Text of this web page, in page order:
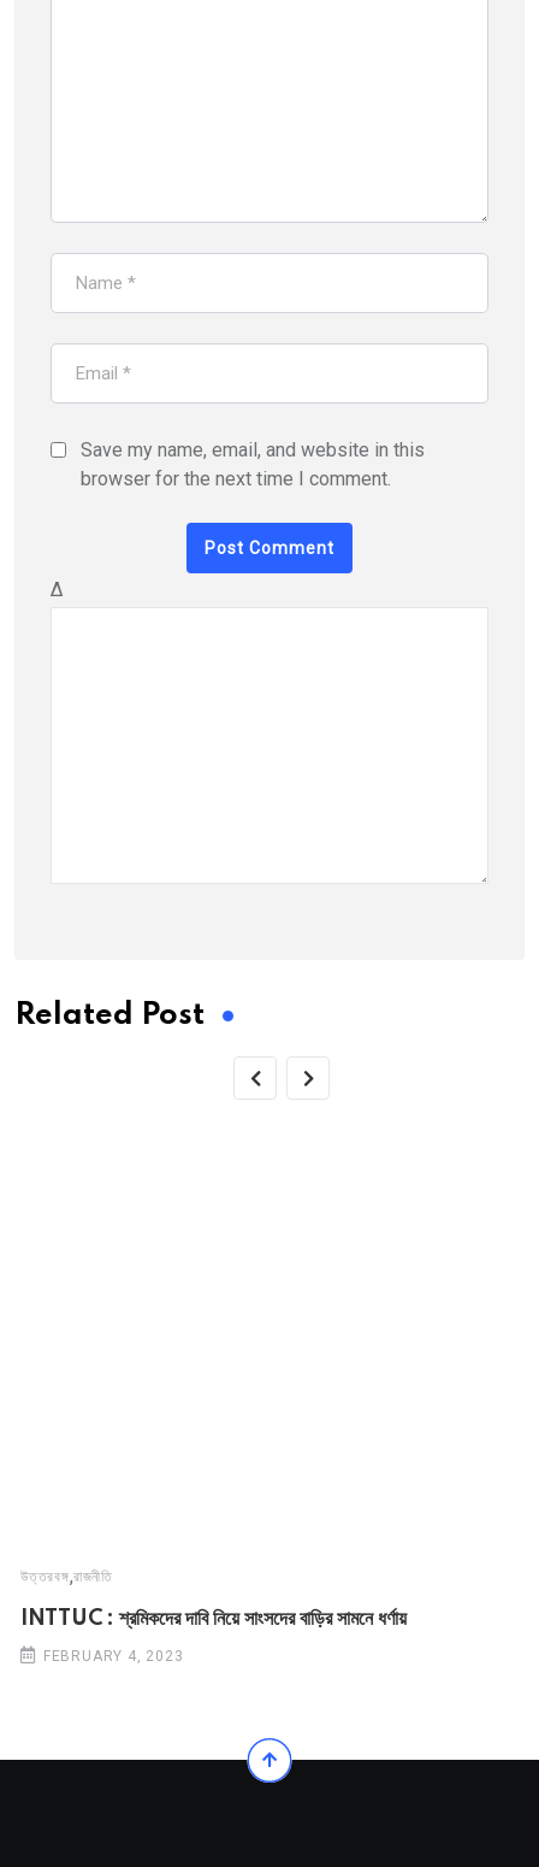
Save my name, email, and website in this
browser for the next time I comment.
Δ
Related Post
উত্তরবঙ্গ,রাজনীতি
INTTUC : শ্রমিকদের দাবি নিয়ে সাংসদের বাড়ির সামনে ধর্ণায়
FEBRUARY 4, 2023